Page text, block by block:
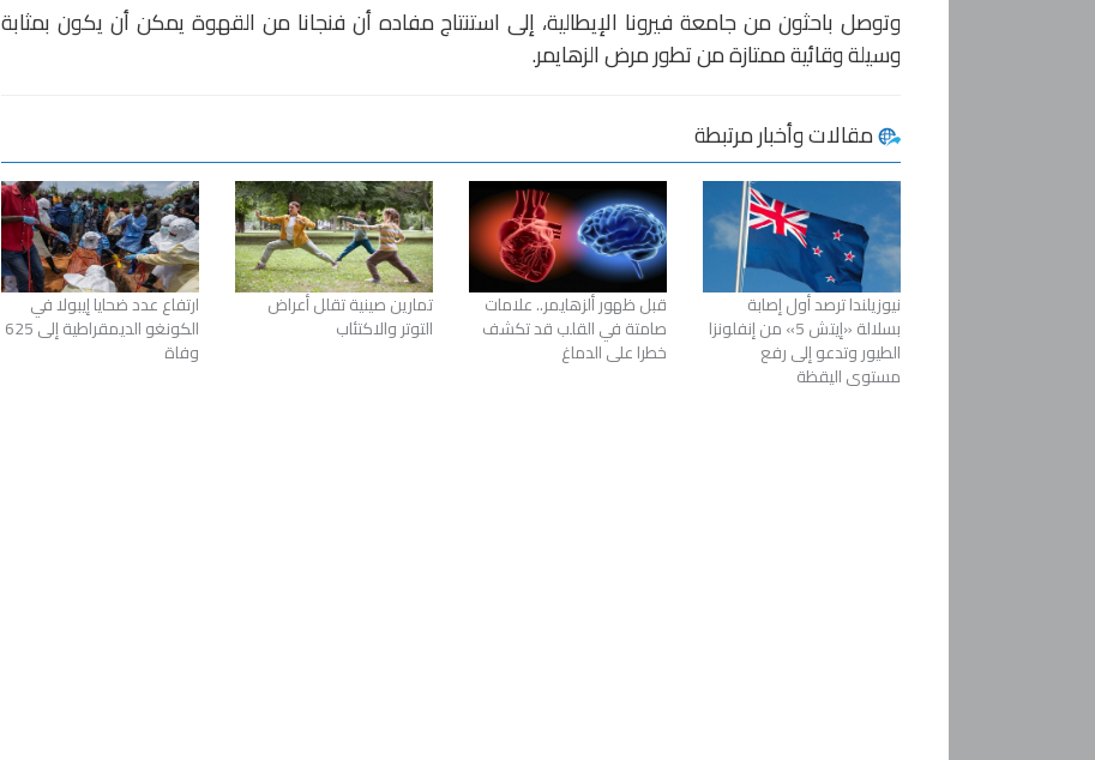
وتوصل باحثون من جامعة فيرونا الإيطالية، إلى استنتاج مفاده أن فنجانا من القهوة يمكن أن يكون بمثابة
وسيلة وقائية ممتازة من تطور مرض الزهايمر.
مقالات وأخبار مرتبطة
نيوزيلندا ترصد أول إصابة
بسلالة «إيتش 5» من إنفلونزا
الطيور وتدعو إلى رفع
مستوى اليقظة
قبل ظهور ألزهايمر.. علامات
صامتة في القلب قد تكشف
خطرا على الدماغ
تمارين صينية تقلل أعراض
التوتر والاكتئاب
ارتفاع عدد ضحايا إيبولا في
الكونغو الديمقراطية إلى 625
وفاة